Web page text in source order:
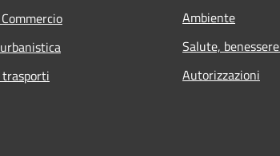
Ambiente
Salute,
Autorizzazioni